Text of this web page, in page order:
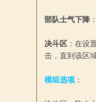
部队士气下降
决斗区 ：在设
击，直到该区
模组选项 ：